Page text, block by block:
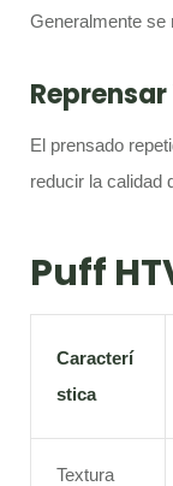
Generalmente se
El prensado
reducir la calidad
Puff
Caracterí
stica
Textura